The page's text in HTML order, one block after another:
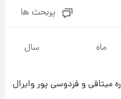
پربحث ها
ماه سال
میثاقی و فردوسی پور وایرال